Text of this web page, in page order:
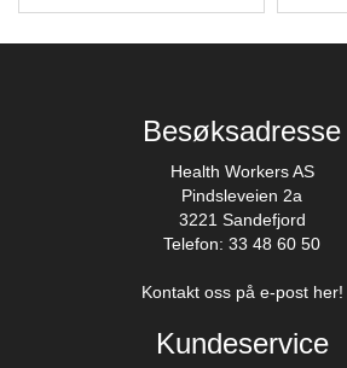
Besøksadresse
Health Workers AS
Pindsleveien 2a
3221 Sandefjord
Telefon: 33 48 60 50
Kontakt oss på e-post her!
Kundeservice